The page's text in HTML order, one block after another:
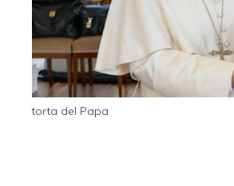
torta del Papa